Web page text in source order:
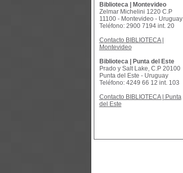
Biblioteca | Montevideo
Zelmar Michelini 1220 C.P
11100 - Montevideo - Uruguay
Teléfono: 2900 7194 int. 20
Contacto BIBLIOTECA |
Montevideo
Biblioteca | Punta del Este
Prado y Salt Lake, C.P 20100
Punta del Este - Uruguay
Teléfono: 4249 66 12 int. 103
Contacto BIBLIOTECA | Punta
del Este